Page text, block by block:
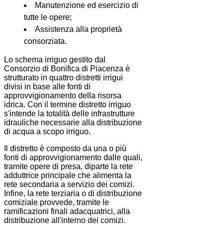
Manutenzione ed esercizio di
tutte le opere;
Assistenza alla proprietà
consorziata.
Lo schema irriguo gestito dal
Consorzio di Bonifica di Piacenza è
strutturato in quattro distretti irrigui
divisi in base alle fonti di
approvvigionamento della risorsa
idrica. Con il termine distretto irriguo
s'intende la totalità delle infrastrutture
idrauliche necessarie alla distribuzione
di acqua a scopo irriguo.
Il distretto è composto da una o più
fonti di approvvigionamento dalle quali,
tramite opere di presa, diparte la rete
adduttrice principale che alimenta la
rete secondaria a servizio dei comizi.
Infine, la rete terziaria o di distribuzione
comiziale provvede, tramite le
ramificazioni finali adacquatrici, alla
distribuzione all'interno dei comizi.